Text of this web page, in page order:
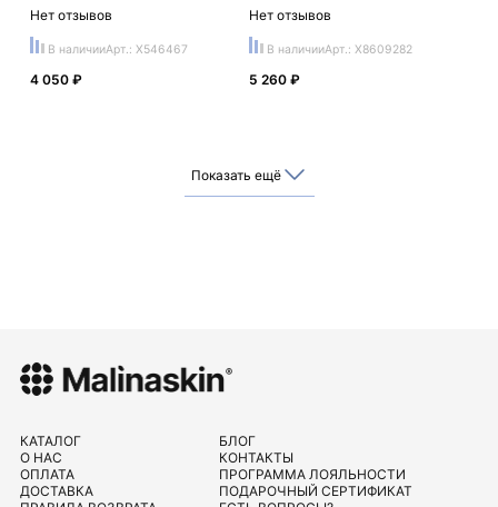
Нет отзывов
В наличииАрт.: X546467
4 050 ₽
Нет отзывов
В наличииАрт.: X8609282
5 260 ₽
Показать ещё
КАТАЛОГ
О НАС
ОПЛАТА
ДОСТАВКА
БЛОГ
КОНТАКТЫ
ПРОГРАММА ЛОЯЛЬНОСТИ
ПОДАРОЧНЫЙ СЕРТИФИКАТ